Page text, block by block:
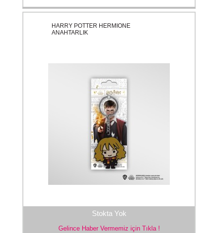
Stokta Yok
Gelince Haber Vermemiz için Tıkla !
HARRY POTTER HERMIONE
ANAHTARLIK